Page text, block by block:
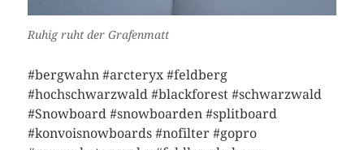
Ruhig ruht der Grafenmatt
#bergwahn #arcteryx #feldberg
#hochschwarzwald #blackforest #schwarzwald
#Snowboard #snowboarden #splitboard
#konvoisnowboards #nofilter #gopro